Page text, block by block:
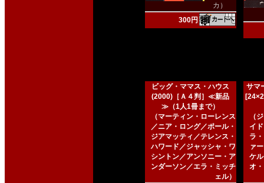
カ）
300円
ビッグ・ママス・ハウス
(2000)［Ａ４判］≪新品
≫（1人1冊まで）
（マーティン・ローレンス
／ニア・ロング／ポール・
ジアマッティ／テレンス・
ハワード／ジャッシャ・ワ
シントン／アンソニー・ア
ンダーソン／エラ・ミッチ
ェル）
サマ
（
イ
ラ
ァ
ケ
オ